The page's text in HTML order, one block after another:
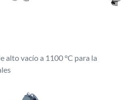
alto vacío a 1100 °C para la